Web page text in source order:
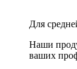
Для
Наши
ваших